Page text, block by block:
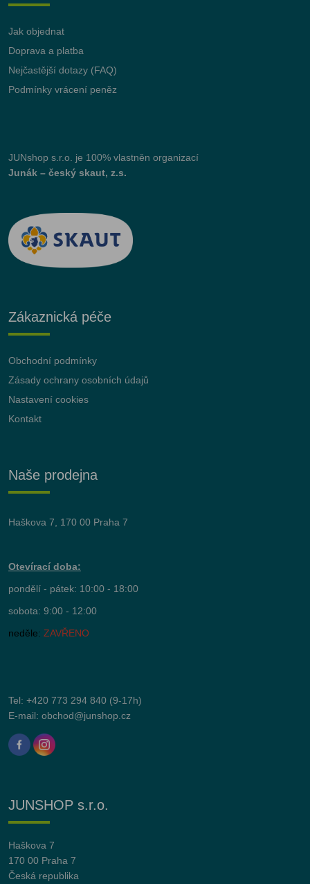
Jak objednat
Doprava a platba
Nejčastější dotazy (FAQ)
Podmínky vrácení peněz
JUNshop s.r.o.
je 100% vlastněn organizací
Junák – český skaut, z.s.
Zákaznická péče
Obchodní podmínky
Zásady ochrany osobních údajů
Nastavení cookies
Kontakt
Naše prodejna
Haškova 7, 170 00 Praha 7
Otevírací doba:
pondělí - pátek: 10:00 - 18:00
sobota: 9:00 - 12:00
neděle: ZAVŘENO
Tel: +420 773 294 840 (9-17h)
E-mail: obchod@junshop.cz
JUNSHOP s.r.o.
Haškova 7
170 00 Praha 7
Česká republika